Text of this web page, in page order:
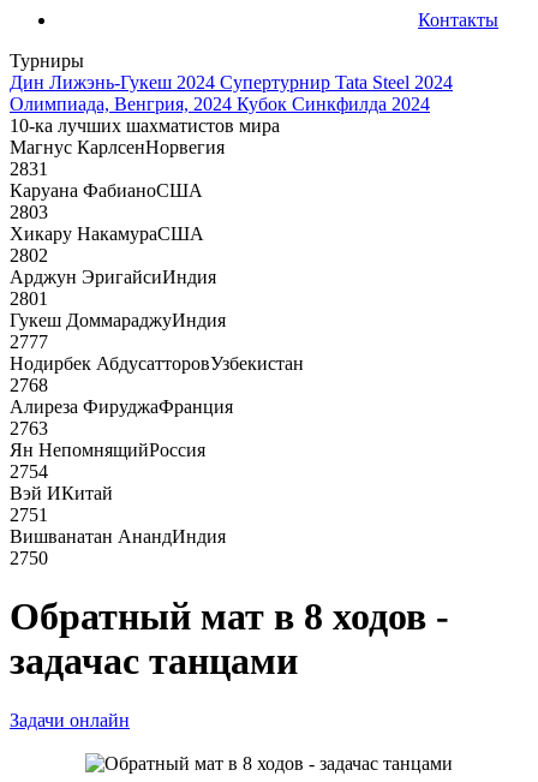
Контакты
Турниры
Дин Лижэнь-Гукеш 2024 Супертурнир Tata Steel 2024
Олимпиада, Венгрия, 2024 Кубок Синкфилда 2024
10-ка лучших шахматистов мира
Магнус КарлсенНорвегия
2831
Каруана ФабианоСША
2803
Хикару НакамураСША
2802
Арджун ЭригайсиИндия
2801
Гукеш ДоммараджуИндия
2777
Нодирбек АбдусатторовУзбекистан
2768
Алиреза ФируджаФранция
2763
Ян НепомнящийРоссия
2754
Вэй ИКитай
2751
Вишванатан АнандИндия
2750
Обратный мат в 8 ходов -
задачас танцами
Задачи онлайн